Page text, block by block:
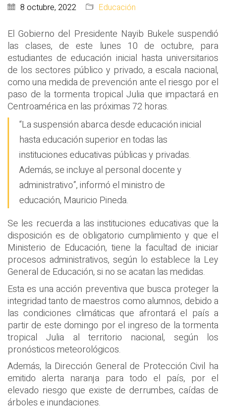
8 octubre, 2022 Educación
El Gobierno del Presidente Nayib Bukele suspendió
las clases, de este lunes 10 de octubre, para
estudiantes de educación inicial hasta universitarios
de los sectores público y privado, a escala nacional,
como una medida de prevención ante el riesgo por el
paso de la tormenta tropical Julia que impactará en
Centroamérica en las próximas 72 horas.
“La suspensión abarca desde educación inicial
hasta educación superior en todas las
instituciones educativas públicas y privadas.
Además, se incluye al personal docente y
administrativo”, informó el ministro de
educación, Mauricio Pineda.
Se les recuerda a las instituciones educativas que la
disposición es de obligatorio cumplimiento y que el
Ministerio de Educación, tiene la facultad de iniciar
procesos administrativos, según lo establece la Ley
General de Educación, si no se acatan las medidas.
Esta es una acción preventiva que busca proteger la
integridad tanto de maestros como alumnos, debido a
las condiciones climáticas que afrontará el país a
partir de este domingo por el ingreso de la tormenta
tropical Julia al territorio nacional, según los
pronósticos meteorológicos.
Además, la Dirección General de Protección Civil ha
emitido alerta naranja para todo el país, por el
elevado riesgo que existe de derrumbes, caídas de
árboles e inundaciones.